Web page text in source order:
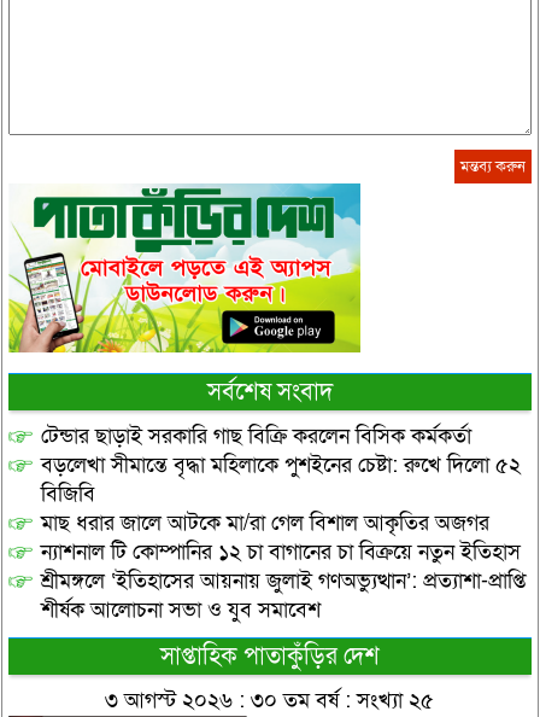
সর্বশেষ সংবাদ
টেন্ডার ছাড়াই সরকারি গাছ বিক্রি করলেন বিসিক কর্মকর্তা
বড়লেখা সীমান্তে বৃদ্ধা মহিলাকে পুশইনের চেষ্টা: রুখে দিলো ৫২
বিজিবি
মাছ ধরার জালে আটকে মা/রা গেল বিশাল আকৃতির অজগর
ন্যাশনাল টি কোম্পানির ১২ চা বাগানের চা বিক্রয়ে নতুন ইতিহাস
শ্রীমঙ্গলে ‘ইতিহাসের আয়নায় জুলাই গণঅভ্যুত্থান’: প্রত্যাশা-প্রাপ্তি
শীর্ষক আলোচনা সভা ও যুব সমাবেশ
সাপ্তাহিক পাতাকুঁড়ির দেশ
৩ আগস্ট ২০২৬ : ৩০ তম বর্ষ : সংখ্যা ২৫